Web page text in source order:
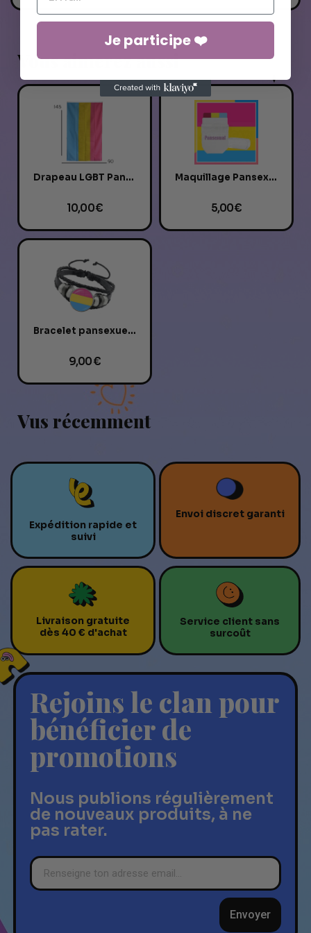
Vous aimerez aussi
Drapeau LGBT Pansexuel
10,00 €
Maquillage Pansexuel
5,00 €
Bracelet pansexuel cuir et verre
9,00 €
Vus récemment
Expédition rapide et
suivi
Envoi discret garanti
Livraison gratuite
dès 40 € d'achat
Service client sans
surcoût
Rejoins le clan pour
bénéficier de
promotions
Nous publions régulièrement
de nouveaux produits, à ne
pas rater.
Envoyer
Je participe ❤️